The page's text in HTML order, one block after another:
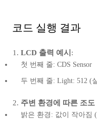
코드 실행 결과
LCD 출력 예시 :
첫 번째 줄: CDS Sensor
두 번째 줄: Light: 512 (
주변 환경에 따른 조도
밝은 환경: 값이 작아짐